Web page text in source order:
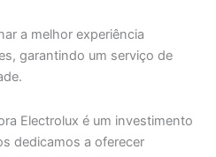
a melhor experiência
garantindo um serviço de
Electrolux é um investimento
dedicamos a oferecer